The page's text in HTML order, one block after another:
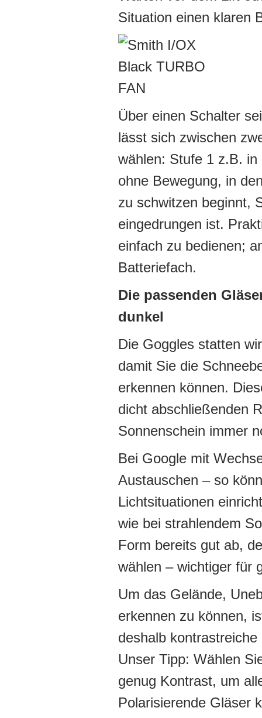
Situation einen klaren
Über einen Schalter
lässt sich zwischen
wählen: Stufe 1 z.B. in
ohne Bewegung, in
zu schwitzen beginnt,
eingedrungen ist.
einfach zu bedienen;
Batteriefach.
Die passenden
dunkel
Die Goggles statten
damit Sie die
erkennen können.
dicht abschließenden
Sonnenschein immer
Bei Google mit
Austauschen – so
Lichtsituationen
wie bei strahlendem
Form bereits gut ab,
wählen – wichtiger für
Um das Gelände,
erkennen zu können,
deshalb
Unser Tipp: Wählen
genug Kontrast, um
Polarisierende Gläser